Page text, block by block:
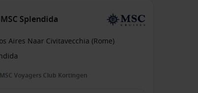
Splendida
Aires Naar Civitavecchia (Rome)
MSC Voyagers Club Kortingen